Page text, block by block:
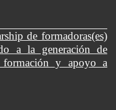
de formadoras(es)
a la generación de
y apoyo a